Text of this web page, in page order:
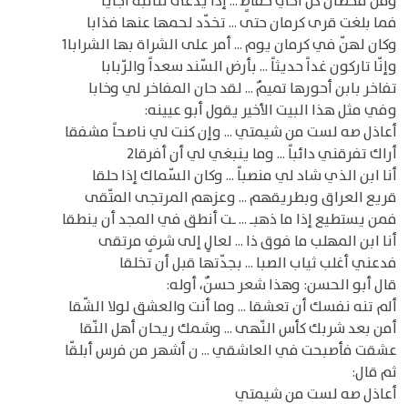
فما بلغت قرى كرمان حتى ... تخدّد لحمها عنها فذابا
وكان لهنّ في كرمان يوم ... أمر على الشراة بها الشرابا1
وإنّا تاركون غداً حديثاً ... بأرض السّند سعداً والرّبابا
تفاخر بابن أحورها تميمٌ ... لقد حان المفاخر لي وخابا
وفي مثل هذا البيت الأخير يقول أبو عيينه:
أعاذل صه لست من شيمتي ... وإن كنت لي ناصحاً مشفقا
أراك تفرقني دائباً ... وما ينبغي لي أن أفرقا2
أنا ابن الذي شاد لي منصباً ... وكان السّماك إذا حلقا
قريع العراق وبطريقهم ... وعزهم المرتجى المتّقى
فمن يستطيع إذا ما ذهبـ ... ـت أنطق في المجد أن ينطقا
أنا ابن المهلب ما فوق ذا ... لعالٍ إلى شرفٍ مرتقى
فدعني أغلب ثياب الصبا ... بجدّتها قبل أن تخلقا
قال أبو الحسن: وهذا شعر حسنٌ، أوله:
ألم تنه نفسك أن تعشقا ... وما أنت والعشق لولا الشّقا
أمن بعد شربك كأس النّهى ... وشمك ريحان أهل النّقا
عشقت فأصبحت في العاشقي ... ن أشهر من فرس أبلقّا
ثم قال:
أعاذل صه لست من شيمتي